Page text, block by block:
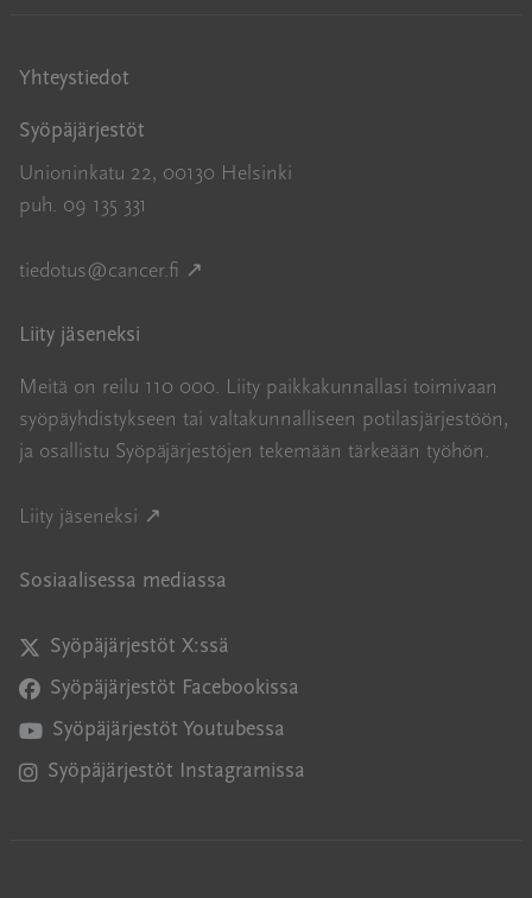
Yhteystiedot
Syöpäjärjestöt
Unioninkatu 22, 00130 Helsinki
puh. 09 135 331
tiedotus@cancer.fi ↗
Liity jäseneksi
Meitä on reilu 110 000. Liity paikkakunnallasi toimivaan
syöpäyhdistykseen tai valtakunnalliseen potilasjärjestöön,
ja osallistu Syöpäjärjestöjen tekemään tärkeään työhön.
Liity jäseneksi ↗
Sosiaalisessa mediassa
Syöpäjärjestöt X:ssä
Avautuu uuteen ikkunaan
Syöpäjärjestöt Facebookissa
Avautuu uuteen ikkunaan
Syöpäjärjestöt Youtubessa
Avautuu uuteen ikkunaan
Syöpäjärjestöt Instagramissa
Avautuu uuteen ikkunaan